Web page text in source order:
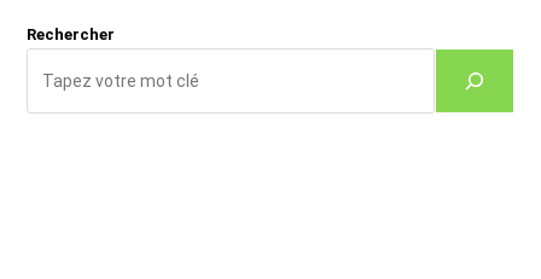
Rechercher